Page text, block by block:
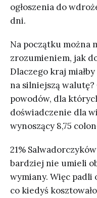
ogłoszenia do
dni.
Na początku można
zrozumieniem, jak
Dlaczego kraj
na silniejszą
powodów, dla
doświadczenie dla
wynoszący 8,75
21%
bardziej nie umieli
wymiany. Więc
co kiedyś